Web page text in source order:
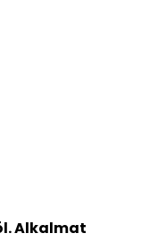
Alkalmat